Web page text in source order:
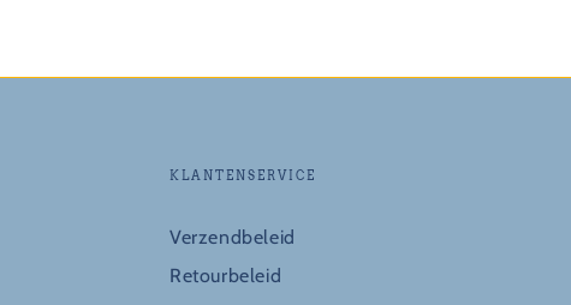
KLANTENSERVICE
Verzendbeleid
Retourbeleid